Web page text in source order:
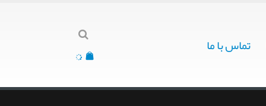
تماس با ما